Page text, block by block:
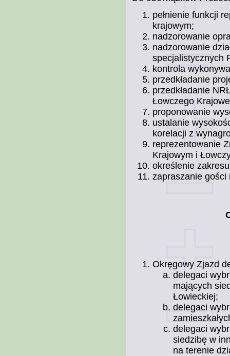
pełnienie funkcji
krajowym;
nadzorowanie
nadzorowanie
specjalistycznych
kontrola
przedkładanie
przedkładanie
Łowczego
proponowanie
ustalanie
korelacji z
reprezentowanie
Krajowym i
określenie
zapraszanie gości
Okręgowy Zjazd
delegaci
mających
Łowieckiej;
delegaci
delegaci
siedzibę w
na terenie